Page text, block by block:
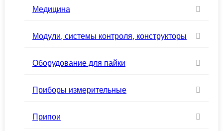
Медицина
Модули, системы контроля, конструкторы
Оборудование для пайки
Приборы измерительные
Припои